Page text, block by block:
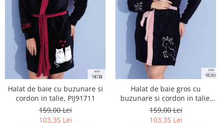
Halat de baie cu buzunare si
cordon in talie, PIJ91711
159,00 Lei
103,35 Lei
Halat de baie gros cu
buzunare si cordon in talie,
design deosebit, PIJ91701
159,00 Lei
103,35 Lei